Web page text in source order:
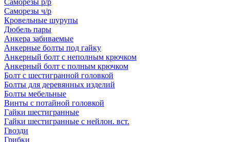
Саморезы р/р
Саморезы ч/р
Кровельные шурупы
Дюбель пары
Анкера забиваемые
Анкерные болты под гайку
Анкерный болт с неполным крючком
Анкерный болт с полным крючком
Болт с шестигранной головкой
Болты для деревянных изделий
Болты мебельные
Винты с потайной головкой
Гайки шестигранные
Гайки шестигранные с нейлон. вст.
Гвозди
Грибки